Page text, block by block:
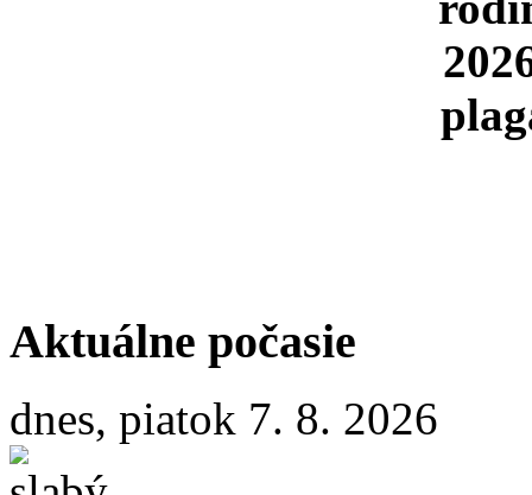
Aktuálne počasie
dnes, piatok 7. 8. 2026